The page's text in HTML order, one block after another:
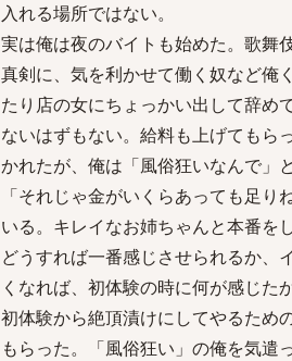
入れる場所ではない。
実は俺は夜のバイトも始めた。歌舞
真剣に、気を利かせて働く奴など俺
たり店の女にちょっかい出して辞め
ないはずもない。給料も上げてもら
かれたが、俺は「風俗狂いなんで」
「それじゃ金がいくらあっても足
いる。キレイなお姉ちゃんと本番を
どうすれば一番感じさせられるか、
くなれば、初体験の時に何が感じ
初体験から絶頂漬けにしてやるため
もらった。「風俗狂い」の俺を気遣